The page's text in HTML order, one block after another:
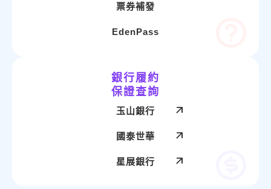
票券補發
EdenPass
銀行履約
保證查詢
玉山銀行
國泰世華
星展銀行